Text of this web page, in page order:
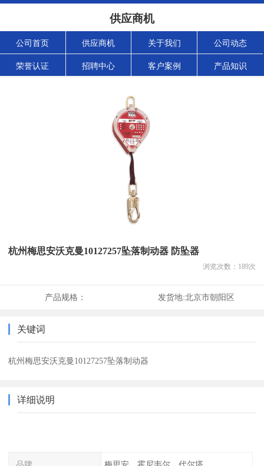
供应商机
公司首页 供应商机 关于我们 公司动态
荣誉认证 招聘中心 客户案例 产品知识
杭州梅思安沃克曼10127257坠落制动器 防坠器
浏览次数： 189次
产品规格： 发货地:北京市朝阳区
关键词
杭州梅思安沃克曼10127257坠落制动器
详细说明